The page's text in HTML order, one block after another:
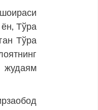
Тўра
Тўра
жудаям